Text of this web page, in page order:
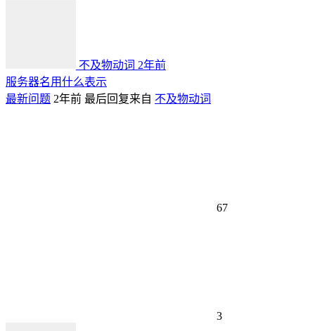
不及物动词 2年前
服务器名用什么表示
最新问题 2年前 最后回复来自 不及物动词
67
3